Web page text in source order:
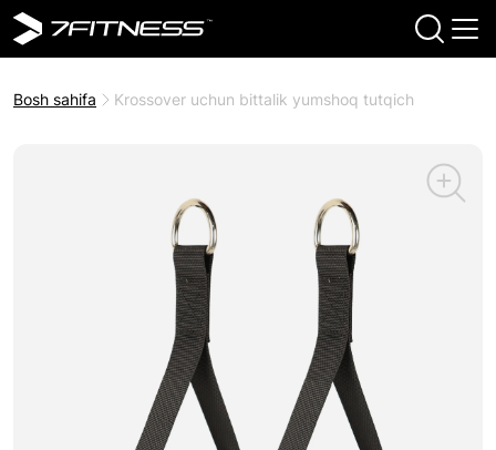
Bosh sahifa Krossover uchun bittalik yumshoq tutqich